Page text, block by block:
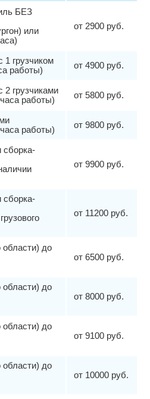
БЕЗ
или
от 2900 руб.
1 грузчиком
работы)
от 4900 руб.
2 грузчиками
работы)
от 5800 руб.
работы)
от 9800 руб.
сборка-
от 9900 руб.
сборка-
от 11200 руб.
до
от 6500 руб.
до
от 8000 руб.
до
от 9100 руб.
до
от 10000 руб.